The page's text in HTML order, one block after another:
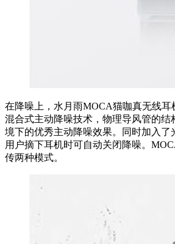
在降噪上，水月雨MOCA猫咖真无线耳
混合式主动降噪技术，物理导风管的结
境下的优秀主动降噪效果。同时加入了
用户摘下耳机时可自动关闭降噪。
传两种模式。